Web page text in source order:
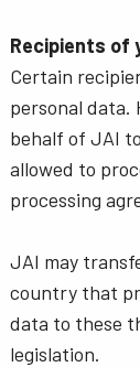
Recipients of
Certain
personal data.
behalf of JAI
allowed to
processing
JAI may
country that
data to these
legislation.